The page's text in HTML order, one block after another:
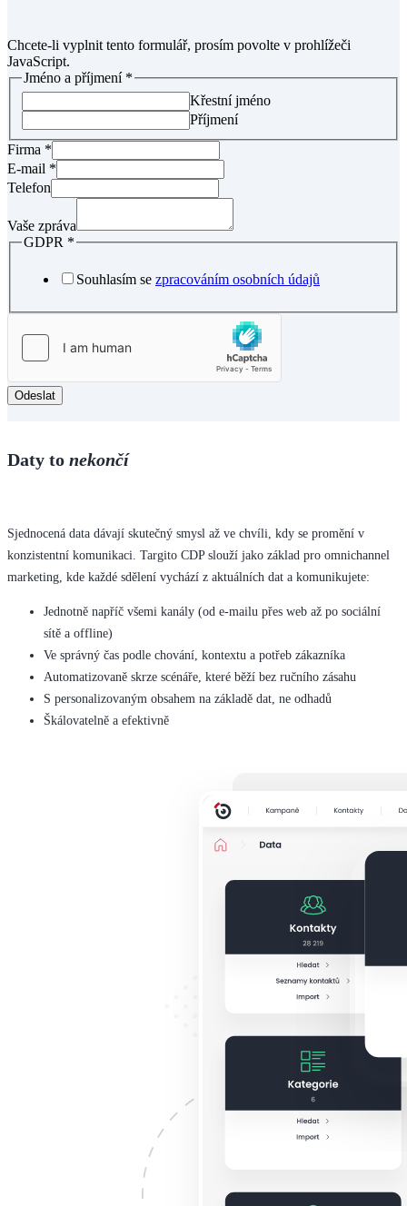
Chcete-li vyplnit tento formulář, prosím povolte v prohlížeči
JavaScript.
Jméno a příjmení *
Křestní jméno
Příjmení
Firma *
E-mail *
Telefon
Vaše zpráva
GDPR *
Souhlasím se zpracováním osobních údajů
Odeslat
Daty to nekončí
Sjednocená data dávají skutečný smysl až ve chvíli, kdy se promění v
konzistentní komunikaci. Targito CDP slouží jako základ pro omnichannel
marketing, kde každé sdělení vychází z aktuálních dat a komunikujete:
Jednotně napříč všemi kanály (od e-mailu přes web až po sociální
sítě a offline)
Ve správný čas podle chování, kontextu a potřeb zákazníka
Automatizovaně skrze scénáře, které běží bez ručního zásahu
S personalizovaným obsahem na základě dat, ne odhadů
Škálovatelně a efektivně